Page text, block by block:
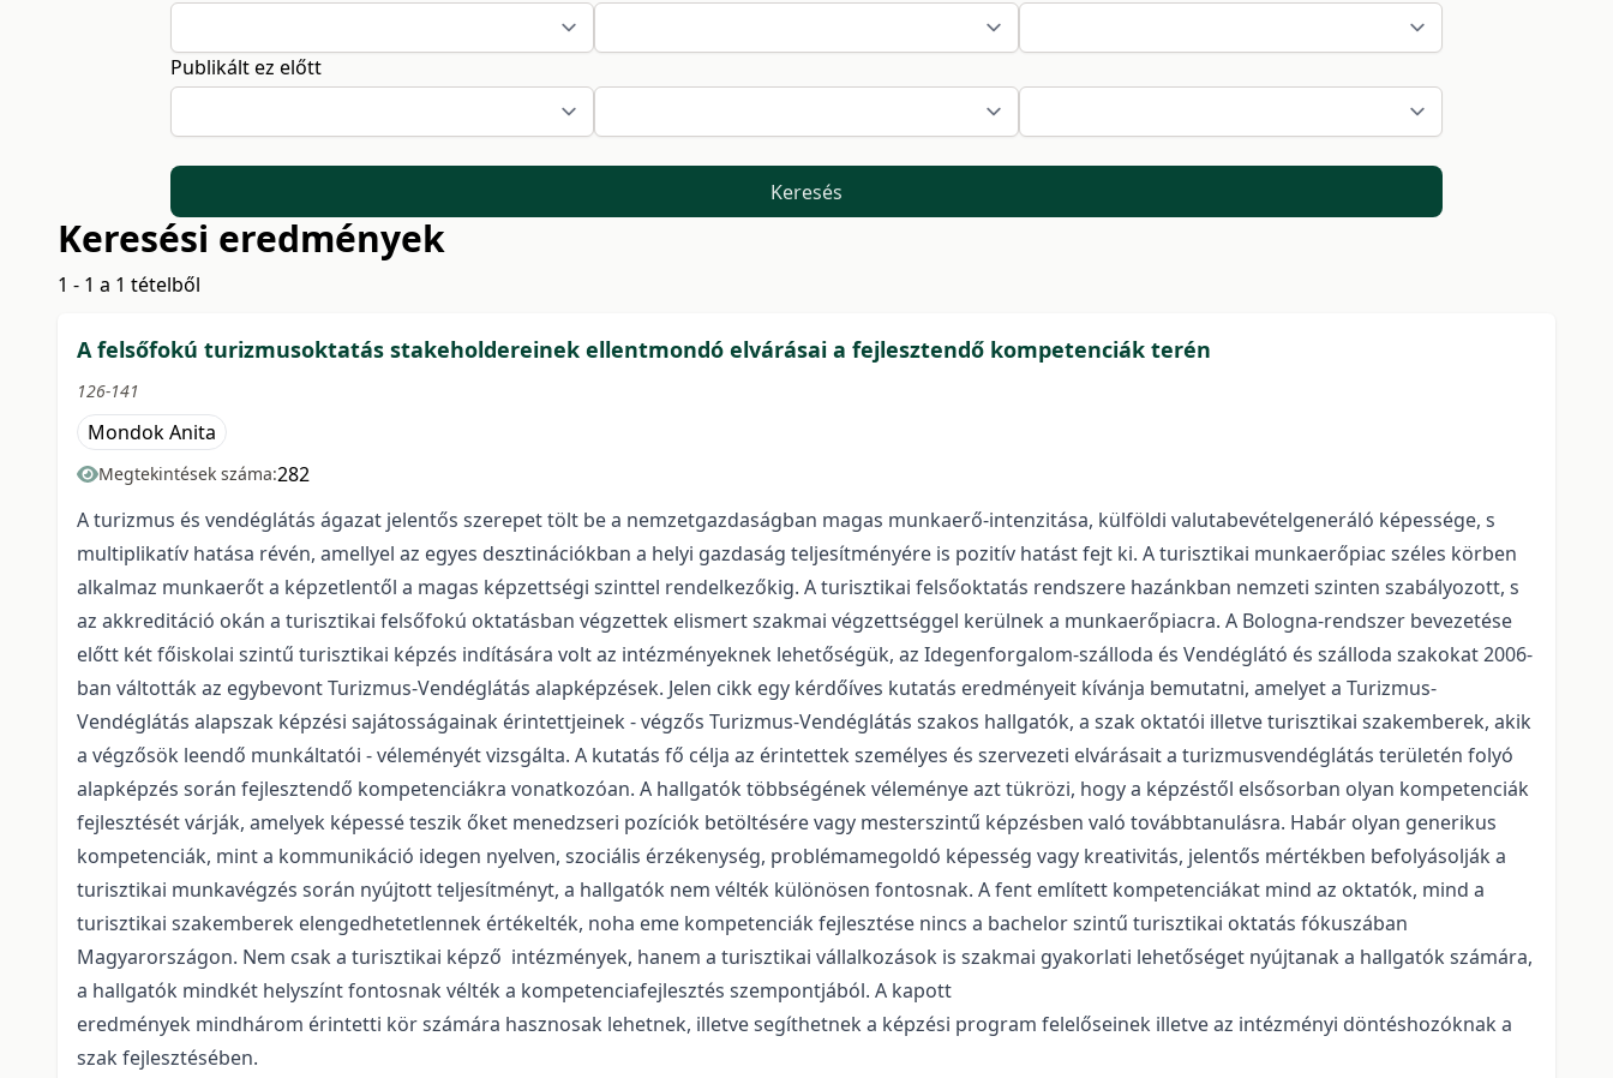
Publikált ez előtt
Keresés
Keresési eredmények
1 - 1 a 1 tételből
A felsőfokú turizmusoktatás stakeholdereinek ellentmondó elvárásai a fejlesztendő kompetenciák terén
126-141
Mondok Anita
Megtekintések száma:282
A turizmus és vendéglátás ágazat jelentős szerepet tölt be a nemzetgazdaságban magas munkaerő-intenzitása, külföldi valutabevételgeneráló képessége, s
multiplikatív hatása révén, amellyel az egyes desztinációkban a helyi gazdaság teljesítményére is pozitív hatást fejt ki. A turisztikai munkaerőpiac széles körben
alkalmaz munkaerőt a képzetlentől a magas képzettségi szinttel rendelkezőkig. A turisztikai felsőoktatás rendszere hazánkban nemzeti szinten szabályozott, s
az akkreditáció okán a turisztikai felsőfokú oktatásban végzettek elismert szakmai végzettséggel kerülnek a munkaerőpiacra. A Bologna-rendszer bevezetése
előtt két főiskolai szintű turisztikai képzés indítására volt az intézményeknek lehetőségük, az Idegenforgalom-szálloda és Vendéglátó és szálloda szakokat 2006-
ban váltották az egybevont Turizmus-Vendéglátás alapképzések. Jelen cikk egy kérdőíves kutatás eredményeit kívánja bemutatni, amelyet a Turizmus-
Vendéglátás alapszak képzési sajátosságainak érintettjeinek - végzős Turizmus-Vendéglátás szakos hallgatók, a szak oktatói illetve turisztikai szakemberek, akik
a végzősök leendő munkáltatói - véleményét vizsgálta. A kutatás fő célja az érintettek személyes és szervezeti elvárásait a turizmusvendéglátás területén folyó
alapképzés során fejlesztendő kompetenciákra vonatkozóan. A hallgatók többségének véleménye azt tükrözi, hogy a képzéstől elsősorban olyan kompetenciák
fejlesztését várják, amelyek képessé teszik őket menedzseri pozíciók betöltésére vagy mesterszintű képzésben való továbbtanulásra. Habár olyan generikus
kompetenciák, mint a kommunikáció idegen nyelven, szociális érzékenység, problémamegoldó képesség vagy kreativitás, jelentős mértékben befolyásolják a
turisztikai munkavégzés során nyújtott teljesítményt, a hallgatók nem vélték különösen fontosnak. A fent említett kompetenciákat mind az oktatók, mind a
turisztikai szakemberek elengedhetetlennek értékelték, noha eme kompetenciák fejlesztése nincs a bachelor szintű turisztikai oktatás fókuszában
Magyarországon. Nem csak a turisztikai képző intézmények, hanem a turisztikai vállalkozások is szakmai gyakorlati lehetőséget nyújtanak a hallgatók számára,
a hallgatók mindkét helyszínt fontosnak vélték a kompetenciafejlesztés szempontjából. A kapott
eredmények mindhárom érintetti kör számára hasznosak lehetnek, illetve segíthetnek a képzési program felelőseinek illetve az intézményi döntéshozóknak a
szak fejlesztésében.